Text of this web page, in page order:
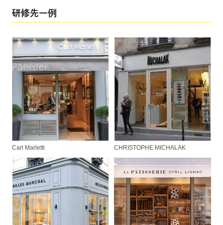
研修先一例
Carl Marletti CHRISTOPHE MICHALAK